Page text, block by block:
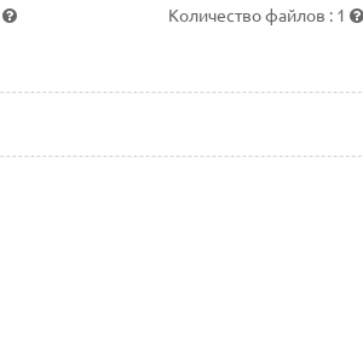
Количество файлов : 1